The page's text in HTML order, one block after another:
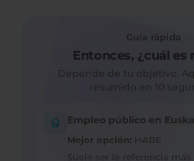
Guía rápida
Entonces, ¿cuál es
Depende de tu objetivo.
resumido en 10
Empleo público en
Mejor opción: HABE
Suele ser la referencia más